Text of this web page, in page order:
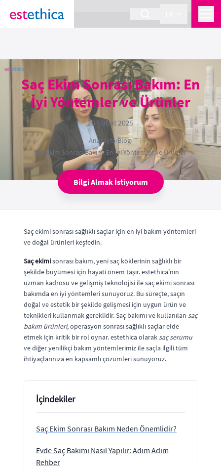
section Service {
Saç Ekim Sonrası Bakım: En
İyi Yöntemler ve Ürünler
26 Şubat 2025
Anasayfa›Blog›
Saç Ekim Sonrası Bakım: En İyi Yöntemler ve Ürünler
Bilgi Almak İstiyorum
Saç ekimi sonrası sağlıklı saçlar için en iyi bakım yöntemleri
ve doğal ürünleri keşfedin.
Saç ekimisonrası bakım, yeni saç köklerinin sağlıklı bir
şekilde büyümesi için hayati önem taşır. estethica’nın
uzman kadrosu ve gelişmiş teknolojisi ile saç ekimi sonrası
bakımda en iyi yöntemleri sunuyoruz. Bu süreçte, saçın
doğal ve estetik bir şekilde gelişmesi için uygun ürün ve
teknikleri kullanmak gereklidir. Saç bakımı ve kullanılan saç
bakım ürünleri, operasyon sonrası sağlıklı saçlar elde
etmek için kritik bir rol oynar. estethica olaraksaç serumu
ve diğer yenilikçi bakım yöntemlerimiz ile saçla ilgili tüm
ihtiyaçlarınıza en kapsamlı çözümleri sunuyoruz.
İçindekiler
Saç Ekim Sonrası Bakım Neden Önemlidir?
Evde Saç Bakımı Nasıl Yapılır: Adım Adım
Rehber